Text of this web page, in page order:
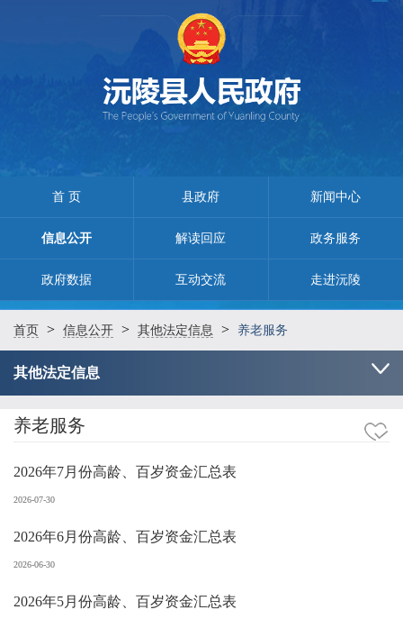
首 页 县政府 新闻中心
信息公开 解读回应 政务服务
政府数据 互动交流 走进沅陵
首页 > 信息公开 > 其他法定信息 > 养老服务
其他法定信息
养老服务
2026年7月份高龄、百岁资金汇总表
2026-07-30
2026年6月份高龄、百岁资金汇总表
2026-06-30
2026年5月份高龄、百岁资金汇总表